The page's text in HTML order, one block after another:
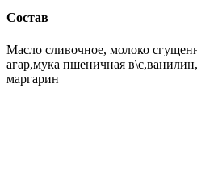
Состав
Масло сливочное, молоко
агар,мука пшеничная
маргарин